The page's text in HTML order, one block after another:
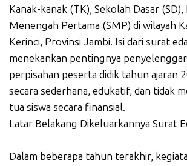
Kanak-kanak (TK), Sekolah Dasar
Menengah Pertama (SMP) di wilayah
Kerinci, Provinsi Jambi. Isi dari surat
menekankan pentingnya
perpisahan peserta didik tahun ajaran
secara sederhana, edukatif, dan tidak
tua siswa secara finansial.
Latar Belakang Dikeluarkannya Surat
Dalam beberapa tahun terakhir,